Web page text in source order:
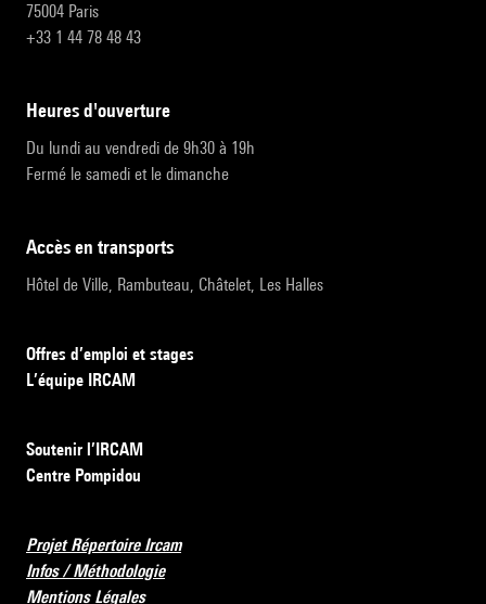
75004 Paris
+33 1 44 78 48 43
heures d'ouverture
Du lundi au vendredi de 9h30 à 19h
Fermé le samedi et le dimanche
accès en transports
Hôtel de Ville, Rambuteau, Châtelet, Les Halles
Offres d’emploi et stages
L’équipe IRCAM
Soutenir l’IRCAM
Centre Pompidou
Projet Répertoire Ircam
Infos / Méthodologie
Mentions Légales